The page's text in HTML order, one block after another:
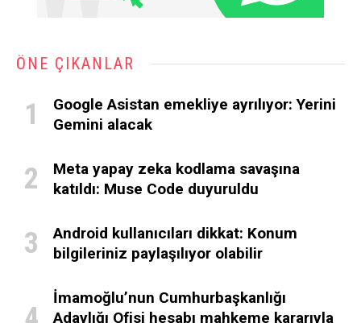
ÖNE ÇIKANLAR
Google Asistan emekliye ayrılıyor: Yerini
Gemini alacak
Meta yapay zeka kodlama savaşına
katıldı: Muse Code duyuruldu
Android kullanıcıları dikkat: Konum
bilgileriniz paylaşılıyor olabilir
İmamoğlu’nun Cumhurbaşkanlığı
Adaylığı Ofisi hesabı mahkeme kararıyla